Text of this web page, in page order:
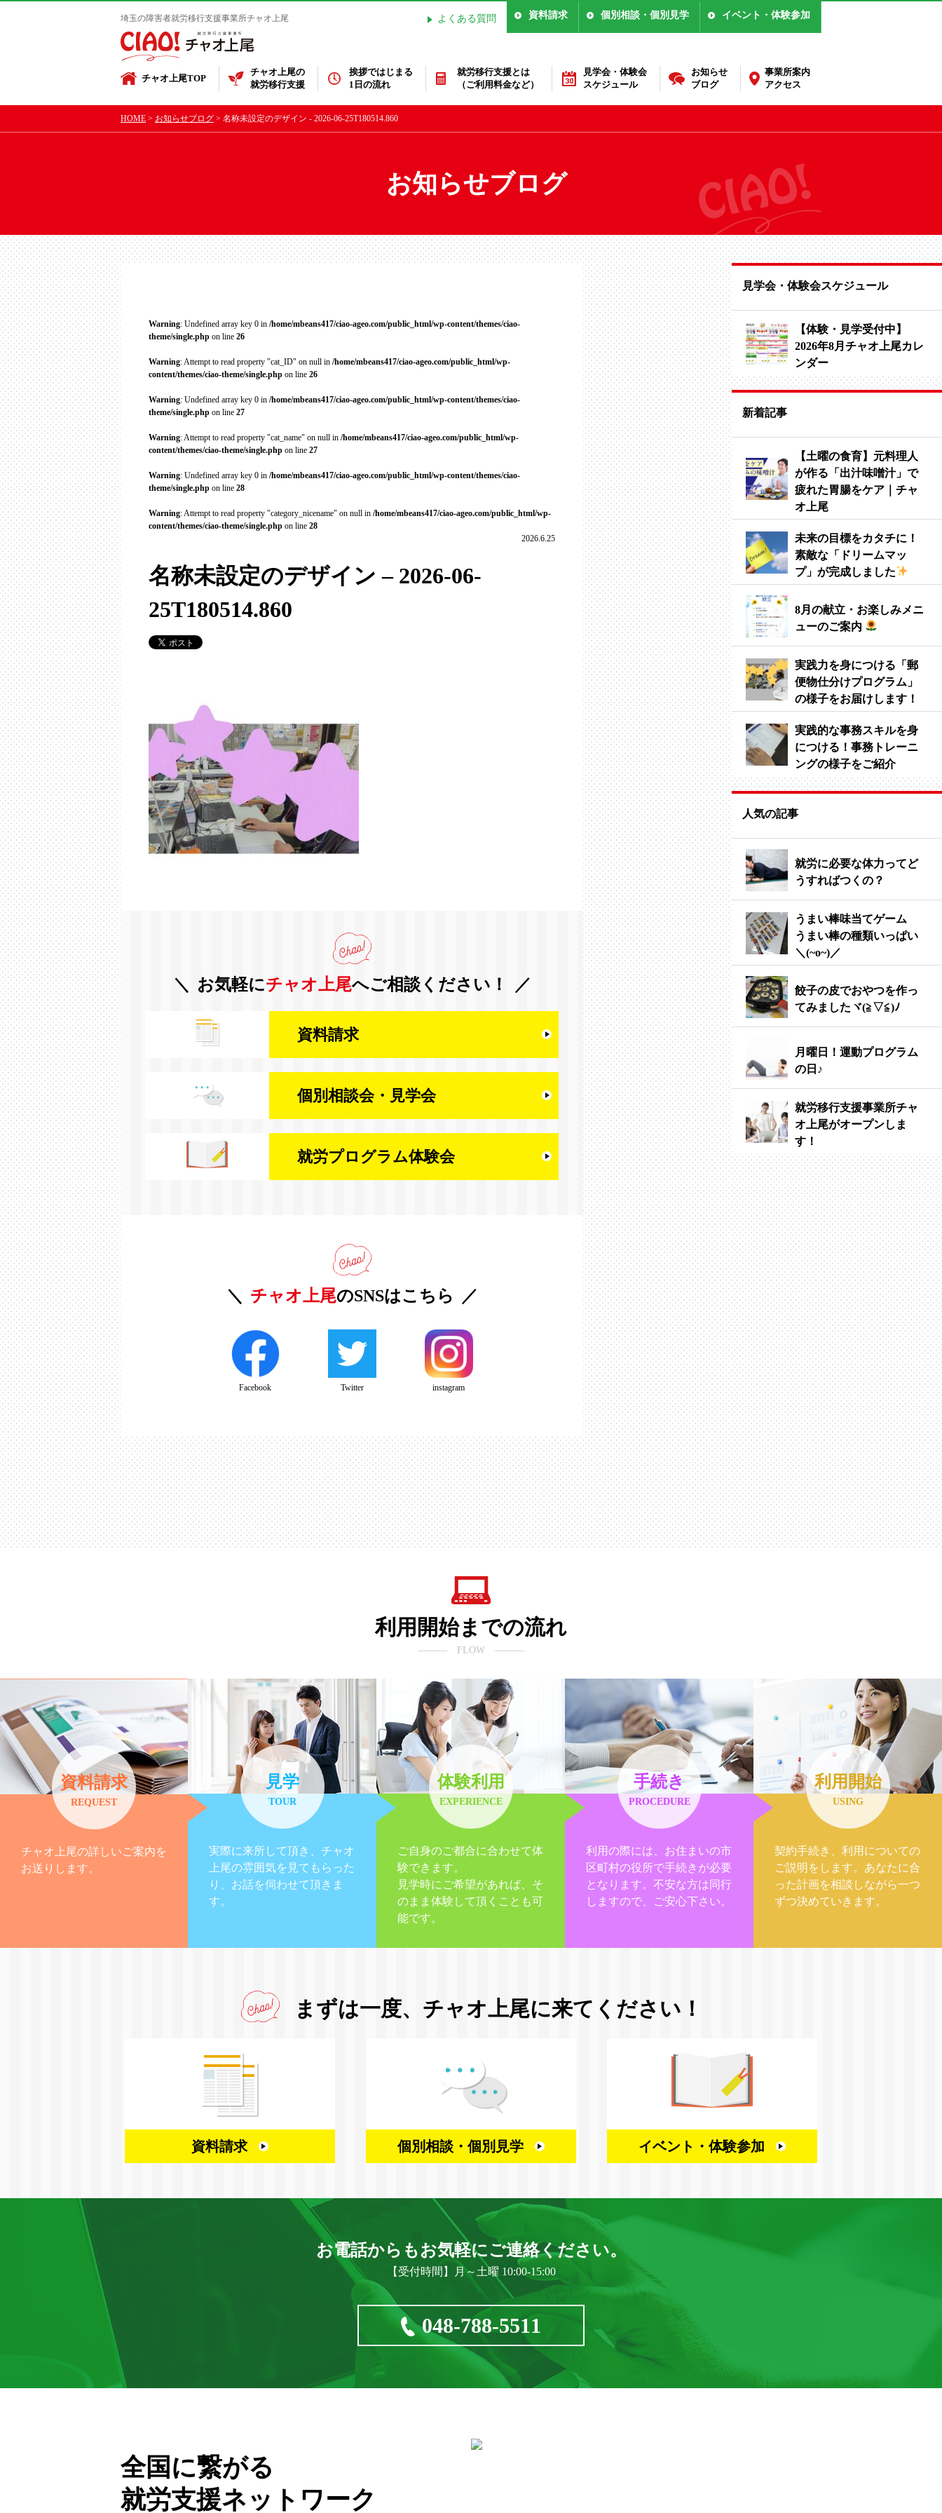
埼玉の障害者就労移行支援事業所チャオ上尾 よくある質問 資料請求 個別相談・個別見学 イベント・体験参加
チャオ上尾TOP
チャオ上尾の
就労移行支援
挨拶ではじまる
1日の流れ
就労移行支援とは
（ご利用料金など）
見学会・体験会
スケジュール
お知らせ
ブログ
事業所案内
アクセス
HOME お知らせブログ 名称未設定のデザイン - 2026-06-25T180514.860
お知らせブログ
Warning: Undefined array key 0 in /home/mbeans417/ciao-ageo.com/public_html/wp-content/themes/ciao-
theme/single.php on line 26
Warning: Attempt to read property "cat_ID" on null in /home/mbeans417/ciao-ageo.com/public_html/wp-
content/themes/ciao-theme/single.php on line 26
Warning: Undefined array key 0 in /home/mbeans417/ciao-ageo.com/public_html/wp-content/themes/ciao-
theme/single.php on line 27
Warning: Attempt to read property "cat_name" on null in /home/mbeans417/ciao-ageo.com/public_html/wp-
content/themes/ciao-theme/single.php on line 27
Warning: Undefined array key 0 in /home/mbeans417/ciao-ageo.com/public_html/wp-content/themes/ciao-
theme/single.php on line 28
Warning: Attempt to read property "category_nicename" on null in /home/mbeans417/ciao-ageo.com/public_html/wp-
content/themes/ciao-theme/single.php on line 28
2026.6.25
名称未設定のデザイン – 2026-06-
25T180514.860
お気軽にチャオ上尾へご相談ください！
資料請求
個別相談会・ 見学会
就労プログラム体験会
チャオ上尾のSNSはこちら
Facebook Twitter instagram
見学会・体験会スケジュール
【体験・見学受付中】
2026年8月チャオ上尾カレ
ンダー
新着記事
【土曜の食育】元料理人
が作る「出汁味噌汁」で
疲れた胃腸をケア｜チャ
オ上尾
未来の目標をカタチに！
素敵な「ドリームマッ
プ」が完成しました
8月の献立・お楽しみメニ
ューのご案内
実践力を身につける「郵
便物仕分けプログラム」
の様子をお届けします！
実践的な事務スキルを身
につける！事務トレーニ
ングの様子をご紹介
人気の記事
就労に必要な体力ってど
うすればつくの？
うまい棒味当てゲーム
うまい棒の種類いっぱい
＼(~o~)／
餃子の皮でおやつを作っ
てみましたヾ(≧▽≦)ﾉ
月曜日！運動プログラム
の日♪
就労移行支援事業所チャ
オ上尾がオープンしま
す！
利用開始までの流れ
――― FLOW ―――
資料請求
REQUEST
チャオ上尾の詳しいご案内を
お送りします。
見学
TOUR
実際に来所して頂き、チャオ
上尾の雰囲気を見てもらった
り、お話を伺わせて頂きま
す。
体験利用
EXPERIENCE
ご自身のご都合に合わせて体
験できます。
見学時にご希望があれば、そ
のまま体験して頂くことも可
能です。
手続き
PROCEDURE
利用の際には、お住まいの市
区町村の役所で手続きが必要
となります。不安な方は同行
しますので、ご安心下さい。
利用開始
USING
契約手続き、利用についての
ご説明をします。あなたに合
った計画を相談しながら一つ
ずつ決めていきます。
まずは一度、 チャオ上尾に来てください！
資料請求 個別相談・ 個別見学 イベント・ 体験参加
お電話からもお気軽にご連絡ください。
【受付時間】月～土曜 10:00-15:00
048-788-5511
全国に繋がる
就労支援ネットワーク